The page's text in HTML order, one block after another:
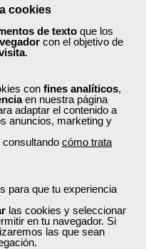
cookies
de texto que los
con el objetivo de
.
con fines analíticos,
en nuestra página
adaptar el contenido a
anuncios, marketing y
cómo trata
para que tu experiencia
las cookies y seleccionar
en tu navegador. Si
las que sean
con una duración de